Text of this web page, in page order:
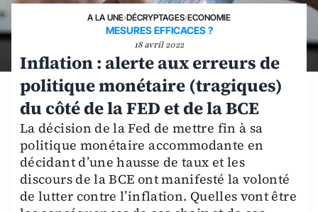
A LA UNE›DÉCRYPTAGES›ECONOMIE
MESURES EFFICACES ?
18 avril 2022
Inflation : alerte aux erreurs de
politique monétaire (tragiques)
du côté de la FED et de la BCE
La décision de la Fed de mettre fin à sa
politique monétaire accommodante en
décidant d’une hausse de taux et les
discours de la BCE ont manifesté la volonté
de lutter contre l’inflation. Quelles vont être